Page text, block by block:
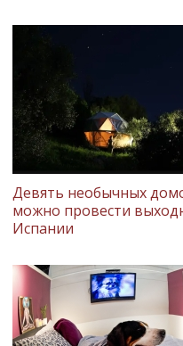
Девять необычных
можно провести
Испании